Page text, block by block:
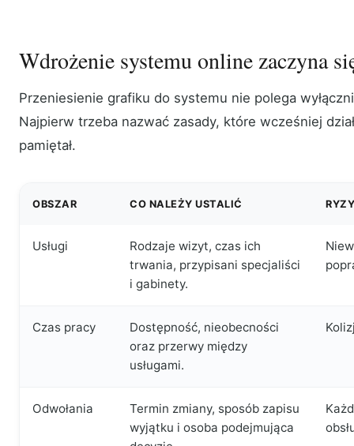
Wdrożenie systemu online zaczyna
Przeniesienie grafiku do systemu nie polega
Najpierw trzeba nazwać zasady, które wcześniej
pamiętał.
OBSZAR CO NALEŻY USTALIĆ
Usługi
Rodzaje wizyt, czas ich
trwania, przypisani specjaliści
i gabinety.
Czas pracy
Dostępność, nieobecności
oraz przerwy między
usługami.
Odwołania
Termin zmiany, sposób zapisu
wyjątku i osoba podejmująca